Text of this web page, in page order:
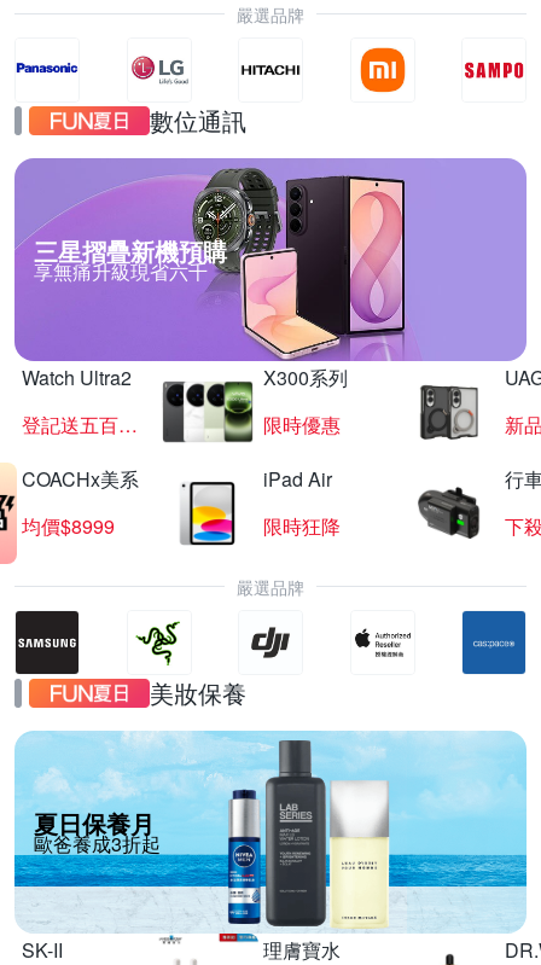
嚴選品牌
數位通訊
三星摺疊新機預購
享無痛升級現省六千
Watch Ultra2
登記送五百超贈點
X300系列
限時優惠
新
COACHx美系
均價$8999
iPad Air
限時狂降
行
下
嚴選品牌
美妝保養
夏日保養月
歐爸養成3折起
SK-II
理膚寶水